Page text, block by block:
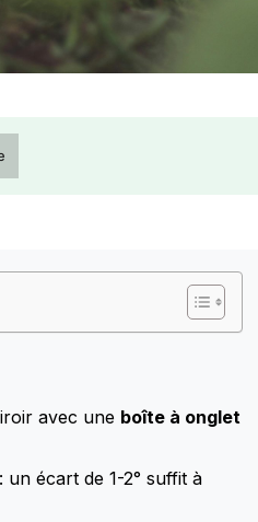
avec une boîte à onglet
: un écart de 1-2° suffit à